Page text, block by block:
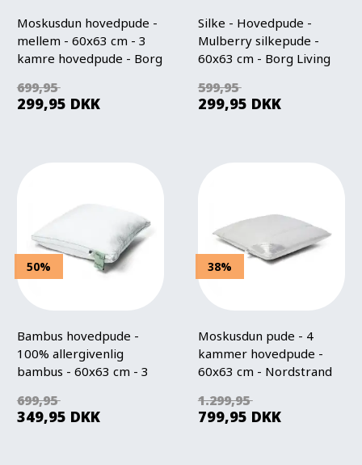
Moskusdun hovedpude -
mellem - 60x63 cm - 3
kamre hovedpude - Borg
699,95
299,95 DKK
Silke - Hovedpude -
Mulberry silkepude -
60x63 cm - Borg Living
599,95
299,95 DKK
50%
Bambus hovedpude -
100% allergivenlig
bambus - 60x63 cm - 3
By Borg
699,95
349,95 DKK
38%
Moskusdun pude - 4
kammer hovedpude -
60x63 cm - Nordstrand
1.299,95
799,95 DKK